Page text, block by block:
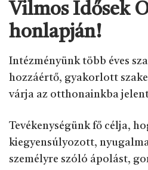
Vilmos Idősek
honlapján!
Intézményünk több éves
hozzáértő, gyakorlott
várja az otthonainkba
Tevékenységünk fő célja,
kiegyensúlyozott,
személyre szóló ápolást,